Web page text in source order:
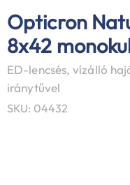
Opticron
8x42
ED-lencsés, vízálló
iránytűvel
SKU: 04432